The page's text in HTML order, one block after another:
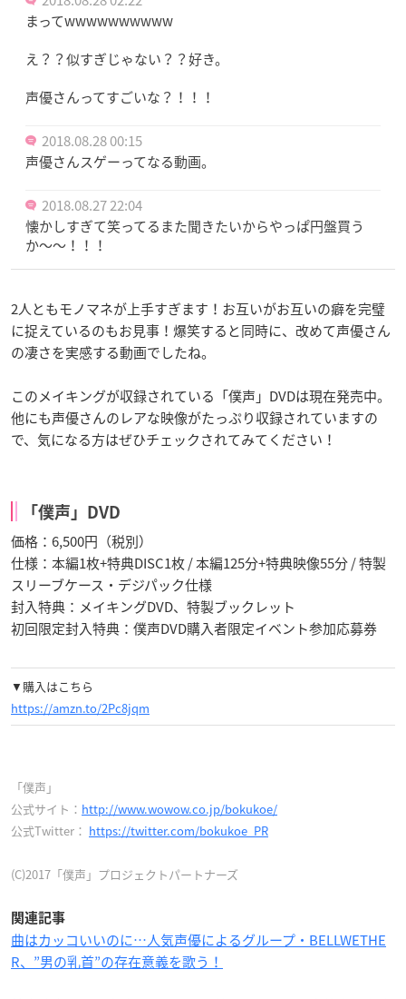
まってwwwwwwwwww
え？？似すぎじゃない？？好き。
声優さんってすごいな？！！！
2018.08.28 00:15
声優さんスゲーってなる動画。
2018.08.27 22:04
懐かしすぎて笑ってるまた聞きたいからやっぱ円盤買う
か〜〜！！！
2人ともモノマネが上手すぎます！お互いがお互いの癖を完璧
に捉えているのもお見事！爆笑すると同時に、改めて声優さん
の凄さを実感する動画でしたね。
このメイキングが収録されている「僕声」DVDは現在発売中。
他にも声優さんのレアな映像がたっぷり収録されていますの
で、気になる方はぜひチェックされてみてください！
「僕声」DVD
価格：6,500円（税別）
仕様：本編1枚+特典DISC1枚 / 本編125分+特典映像55分 / 特製
スリーブケース・デジパック仕様
封入特典：メイキングDVD、特製ブックレット
初回限定封入特典：僕声DVD購入者限定イベント参加応募券
▼購入はこちら
https://amzn.to/2Pc8jqm
「僕声」
公式サイト： http://www.wowow.co.jp/bokukoe/
公式Twitter： https://twitter.com/bokukoe_PR
(C)2017「僕声」プロジェクトパートナーズ
関連記事
曲はカッコいいのに…人気声優によるグループ・BELLWETHE
R、”男の乳首”の存在意義を歌う！